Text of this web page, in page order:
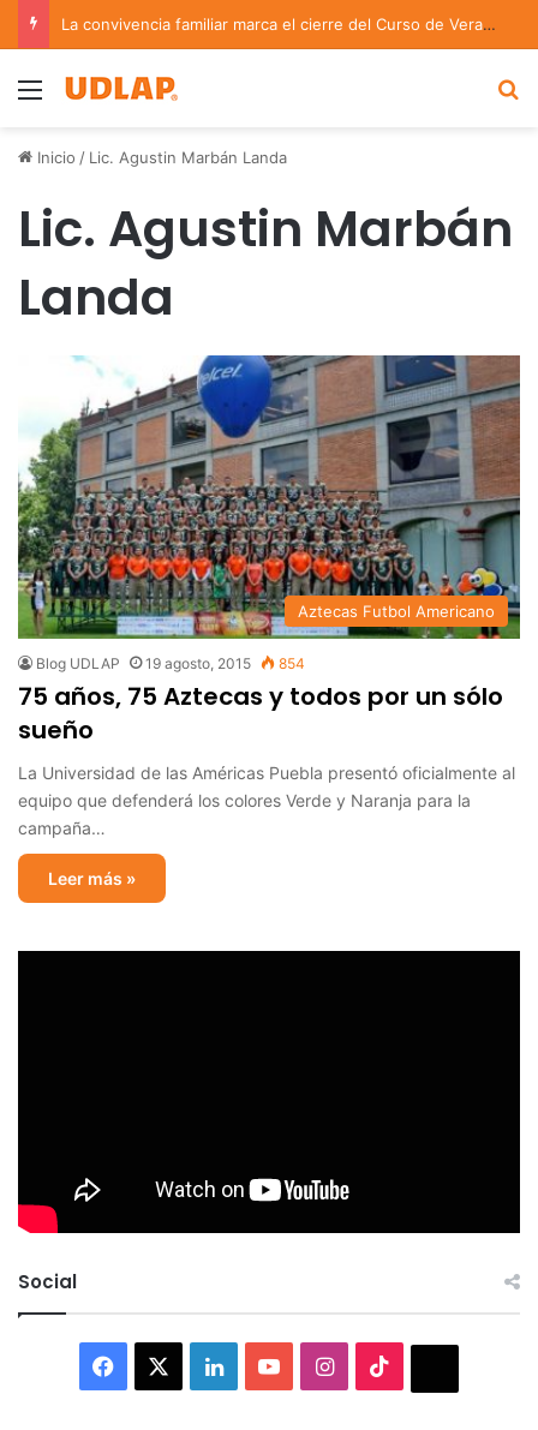
La convivencia familiar marca el cierre del Curso de Verano de Escuelas Aztecas
Menu
Inicio / Lic. Agustin Marbán Landa
Lic. Agustin Marbán
Landa
Aztecas Futbol Americano
Blog UDLAP 19 agosto, 2015 854
75 años, 75 Aztecas y todos por un sólo
sueño
La Universidad de las Américas Puebla presentó oficialmente al
equipo que defenderá los colores Verde y Naranja para la
campaña…
Leer más »
Social
Facebook LinkedInYouTubeInstagram